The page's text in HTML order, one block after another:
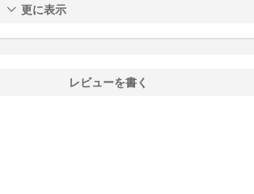
更に表示
レビューを書く